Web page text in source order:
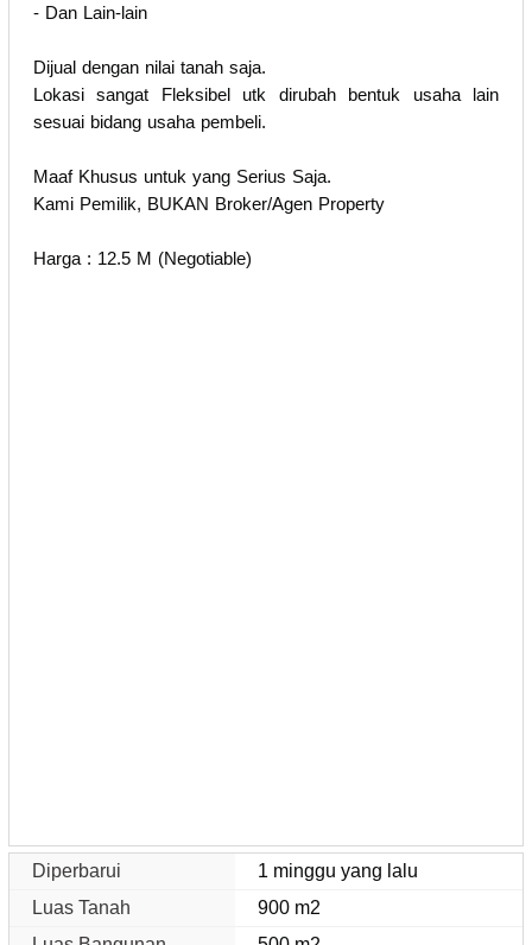
- Dan Lain-lain
Dijual dengan nilai tanah saja.
Lokasi sangat Fleksibel utk dirubah bentuk usaha lain
sesuai bidang usaha pembeli.
Maaf Khusus untuk yang Serius Saja.
Kami Pemilik, BUKAN Broker/Agen Property
Harga : 12.5 M (Negotiable)
Diperbarui
1 minggu yang lalu
Luas Tanah
900 m2